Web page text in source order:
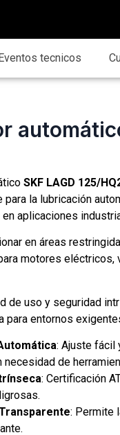
tecnicos
SKF LAGD 125/
la lubricación
aplicaciones
en áreas
motores eléctricos,
de uso y seguridad
para entornos
: Ajuste fácil
necesidad de
: Certificación
: Permite